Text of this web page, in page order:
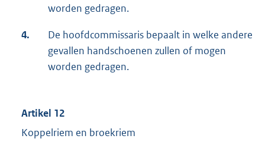
worden gedragen.
4.
De hoofdcommissaris bepaalt in welke andere
gevallen handschoenen zullen of mogen
worden gedragen.
Artikel 12
Koppelriem en broekriem